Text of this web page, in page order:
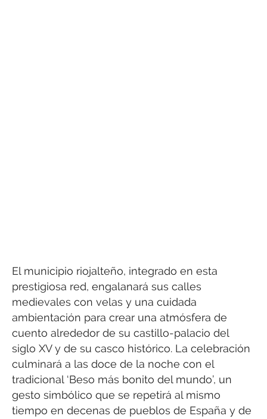
El municipio riojalteño, integrado en esta
prestigiosa red, engalanará sus calles
medievales con velas y una cuidada
ambientación para crear una atmósfera de
cuento alrededor de su castillo-palacio del
siglo XV y de su casco histórico. La celebración
culminará a las doce de la noche con el
tradicional ‘Beso más bonito del mundo’, un
gesto simbólico que se repetirá al mismo
tiempo en decenas de pueblos de España y de